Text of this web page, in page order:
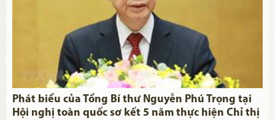
Phát biểu của Tổng Bí thư Nguyễn Phú Trọng tại
Hội nghị toàn quốc sơ kết 5 năm thực hiện Chỉ thị